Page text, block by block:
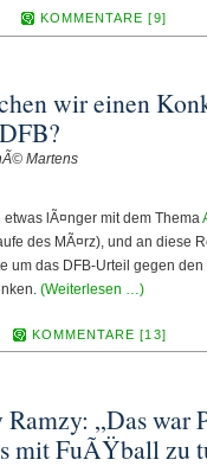
KOMMENTARE [9]
wir einen
Martens
lÃ¤nger mit dem Thema
des MÃ¤rz), und an diese
um das DFB-Urteil gegen
(Weiterlesen …)
KOMMENTARE [13]
Ramzy: „Das war
mit FuÃŸball zu